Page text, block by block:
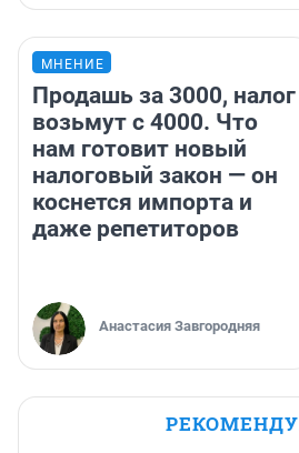
МНЕНИЕ
Продашь за 3000, налог
возьмут с 4000. Что
нам готовит новый
налоговый закон — он
коснется импорта и
даже репетиторов
Анастасия Завгородняя